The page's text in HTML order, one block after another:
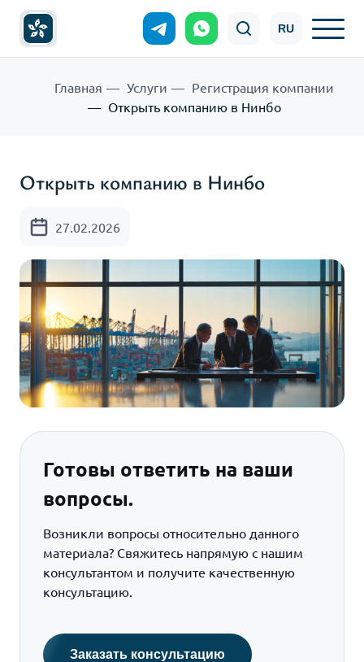
RU
Главная Услуги
Регистрация компании
Открыть компанию в Нинбо
Открыть компанию в Нинбо
27.02.2026
Готовы ответить на ваши
вопросы.
Возникли вопросы относительно данного
материала? Свяжитесь напрямую с нашим
консультантом и получите качественную
консультацию.
Заказать консультацию